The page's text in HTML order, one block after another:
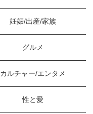
妊娠/出産/家族
グルメ
カルチャー/エンタメ
性と愛